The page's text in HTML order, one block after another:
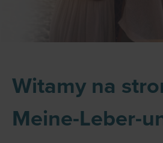
Witamy na
Meine-Leber-